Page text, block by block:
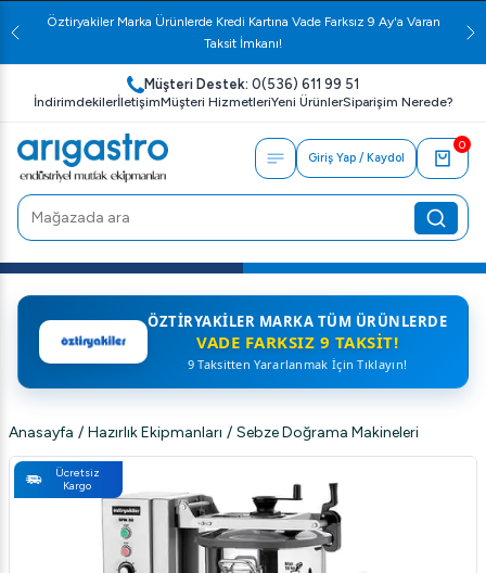
Öztiryakiler Yetkili Bayi
Müşteri Destek: 0(536) 611 99 51
İndirimdekilerİletişimMüşteri HizmetleriYeni ÜrünlerSiparişim Nerede?
Giriş Yap / Kaydol
0
ÖZTIRYAKILER MARKA TÜM ÜRÜNLERDE
VADE FARKSIZ 9 TAKSIT!
9 Taksitten Yararlanmak İçin Tıklayın!
Anasayfa / Hazırlık Ekipmanları / Sebze Doğrama Makineleri
Ücretsiz
Kargo